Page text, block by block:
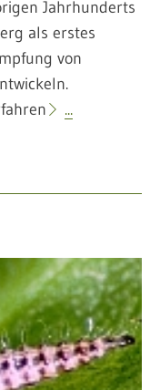
Jahrhunderts
als erstes
von
...